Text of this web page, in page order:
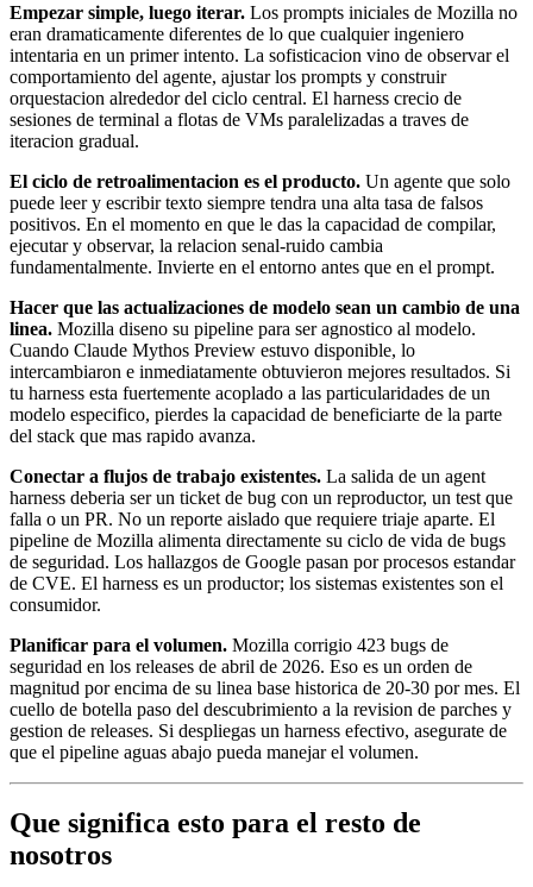
Empezar simple, luego iterar. Los prompts iniciales de Mozilla no
eran dramaticamente diferentes de lo que cualquier ingeniero
intentaria en un primer intento. La sofisticacion vino de observar el
comportamiento del agente, ajustar los prompts y construir
orquestacion alrededor del ciclo central. El harness crecio de
sesiones de terminal a flotas de VMs paralelizadas a traves de
iteracion gradual.
El ciclo de retroalimentacion es el producto. Un agente que solo
puede leer y escribir texto siempre tendra una alta tasa de falsos
positivos. En el momento en que le das la capacidad de compilar,
ejecutar y observar, la relacion senal-ruido cambia
fundamentalmente. Invierte en el entorno antes que en el prompt.
Hacer que las actualizaciones de modelo sean un cambio de una
linea. Mozilla diseno su pipeline para ser agnostico al modelo.
Cuando Claude Mythos Preview estuvo disponible, lo
intercambiaron e inmediatamente obtuvieron mejores resultados. Si
tu harness esta fuertemente acoplado a las particularidades de un
modelo especifico, pierdes la capacidad de beneficiarte de la parte
del stack que mas rapido avanza.
Conectar a flujos de trabajo existentes. La salida de un agent
harness deberia ser un ticket de bug con un reproductor, un test que
falla o un PR. No un reporte aislado que requiere triaje aparte. El
pipeline de Mozilla alimenta directamente su ciclo de vida de bugs
de seguridad. Los hallazgos de Google pasan por procesos estandar
de CVE. El harness es un productor; los sistemas existentes son el
consumidor.
Planificar para el volumen. Mozilla corrigio 423 bugs de
seguridad en los releases de abril de 2026. Eso es un orden de
magnitud por encima de su linea base historica de 20-30 por mes. El
cuello de botella paso del descubrimiento a la revision de parches y
gestion de releases. Si despliegas un harness efectivo, asegurate de
que el pipeline aguas abajo pueda manejar el volumen.
Que significa esto para el resto de
nosotros